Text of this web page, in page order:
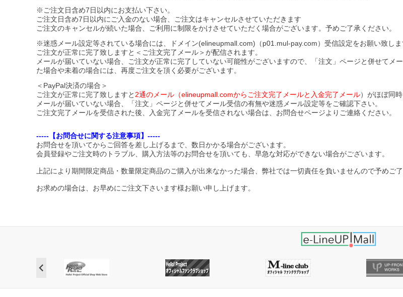
※ご注文日含め7日以内にお支払い下さい。
ご注文日含め7日以内にご入金のない場合、ご注文はキャンセルさせていただきます
ご注文のキャンセルが続いた場合、ご利用に制限をかけさせていただく場合がございます。予めご了承ください。
※迷惑メール設定等されている場合には、ドメイン(elineupmall.com)（p01.mul-pay.com）受信設定をお願い致しま
ご注文が正常に完了致しますと＜ご注文完了メール＞が配信されます。
メールが届いていない場合、ご注文が正常に完了していない可能性がございますので、「注文」ページと併せてメ
た場合や未着の場合には、再度ご注文を頂く必要がございます。
＜PayPal決済の場合＞
ご注文が正常に完了致しますと2通のメール（elineupmall.comからご注文完了メールと入金完了メール）がほぼ同
メールが届いていない場合、「注文」ページと併せてメール受信の有無や迷惑メール設定等をご確認下さい。
ご注文完了メールを受信された後、入金完了メールを受信されない場合は、お問合せページよりご連絡ください。
-----【お問合せに関する注意事項】-----
お問合せを頂いてからご回答を差し上げるまで、数日かかる場合がございます。
会員登録やご注文時のトラブル、購入方法等のお問合せを頂いても、早急な対応ができない場合がございます。
上記により期間限定商品・数量限定商品のご購入が出来なかった場合、弊社では一切責任を負いませんので予めご了
お求めの場合は、お早めにご注文下さいます様お願い申し上げます。